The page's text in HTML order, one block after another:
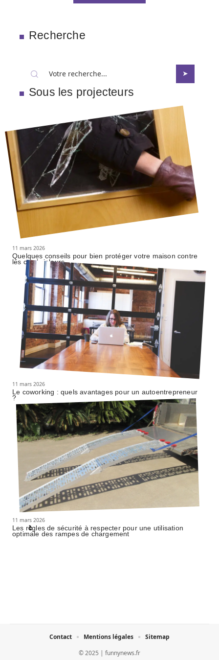
Recherche
Sous les projecteurs
11 mars 2026
Quelques conseils pour bien protéger votre maison contre
les cambrioleurs
11 mars 2026
Le coworking : quels avantages pour un autoentrepreneur
?
11 mars 2026
Les règles de sécurité à respecter pour une utilisation
optimale des rampes de chargement
© 2025 | funnynews.fr
Contact Mentions légales Sitemap